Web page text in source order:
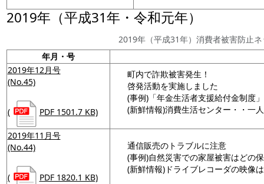
2019年（平成31年・令和元年）
2019年（平成31年）消費者被害防止
年月・号
2019年12月号
(No.45)
( PDF 1501.7 KB)
町内で詐欺被害発生！
啓発活動を実施しました
(事例)「年金生活者支援給付金制度
(新鮮情報)消費生活センター・・一
2019年11月号
(No.44)
( PDF 1820.1 KB)
通信販売のトラブルに注意
(事例)自然災害での家屋被害はどの
(新鮮情報)ドライブレコーダの映像